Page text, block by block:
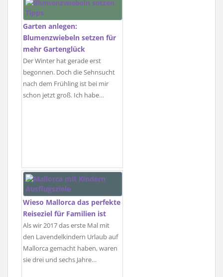
Garten anlegen:
Blumenzwiebeln setzen für
mehr Gartenglück
Der Winter hat gerade erst
begonnen. Doch die Sehnsucht
nach dem Frühling ist bei mir
schon jetzt groß. Ich habe…
Wieso Mallorca das perfekte
Reiseziel für Familien ist
Als wir 2017 das erste Mal mit
den Lavendelkindern Urlaub auf
Mallorca gemacht haben, waren
sie drei und sechs Jahre…